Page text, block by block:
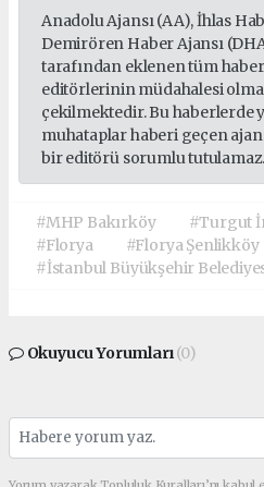
Anadolu Ajansı (AA), İhlas
Demirören Haber Ajansı
tarafından eklenen tüm
editörlerinin müdahalesi
çekilmektedir. Bu haberlerde
muhataplar haberi geçen
bir editörü sorumlu
#MHP Bakırköy #Turgut
#Florya
#Florya Şenlikköy
#İstanbul Büyükşehir
Okuyucu Yorumları(0)